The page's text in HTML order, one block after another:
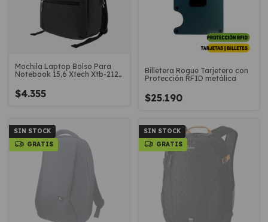
Mochila Laptop Bolso Para
Notebook 15,6 Xtech Xtb-212
$4.355
Billetera Rogue Tarjetero con
Protección RFID metálica
$25.190
SIN STOCK
GRATIS
SIN STOCK
GRATIS